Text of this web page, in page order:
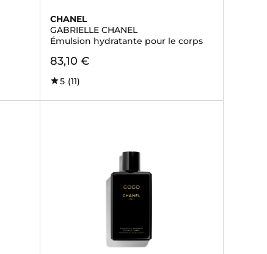
CHANEL
GABRIELLE CHANEL
Émulsion hydratante pour le corps
83,10 €
5 (11)